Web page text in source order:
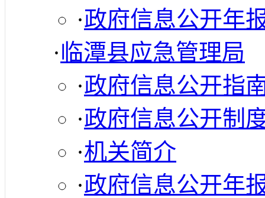
·政府信息公开年
·临潭县应急管理局
·政府信息公开指
·政府信息公开制
·机关简介
·政府信息公开年